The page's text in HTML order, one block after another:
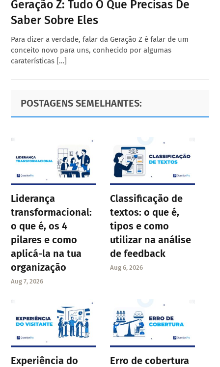
Geração Z: Tudo O Que Precisas De
Saber Sobre Eles
Para dizer a verdade, falar da Geração Z é falar de um
conceito novo para uns, conhecido por algumas
caraterísticas […]
Primary
Sidebar
Footer
POSTAGENS SEMELHANTES:
Liderança
transformacional:
o que é, os 4
pilares e como
aplicá-la na tua
organização
Aug 7, 2026
Classificação de
textos: o que é,
tipos e como
utilizar na análise
de feedback
Aug 6, 2026
Experiência do
Erro de cobertura